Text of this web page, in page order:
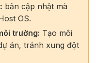
bản cập nhật mà
OS.
trường: Tạo môi
án, tránh xung đột